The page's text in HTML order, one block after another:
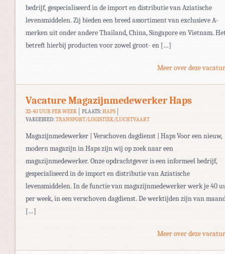
bedrijf, gespecialiseerd in de import en distributie van Aziatische
levensmiddelen. Zij bieden een breed assortiment van exclusieve A-
merken uit onder andere Thailand, China, Singapore en Vietnam.
betreft hierbij producten voor zowel groot- en […]
Meer over deze
Vacature Magazijnmedewerker Haps
32-40 UUR PER WEEK PLAATS: HAPS
VAKGEBIED: TRANSPORT/LOGISTIEK/LUCHTVAART
Magazijnmedewerker | Verschoven dagdienst | Haps Voor een nieuw,
modern magazijn in Haps zijn wij op zoek naar een
magazijnmedewerker. Onze opdrachtgever is een informeel bedrijf,
gespecialiseerd in de import en distributie van Aziatische
levensmiddelen. In de functie van magazijnmedewerker werk je 40
per week, in een verschoven dagdienst. De werktijden zijn van
[…]
Meer over deze